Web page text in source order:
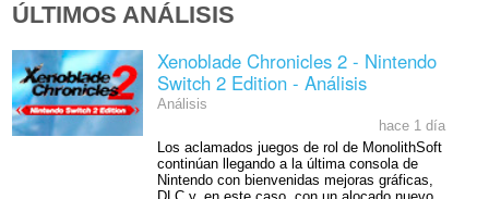
ÚLTIMOS ANÁLISIS
Xenoblade Chronicles 2 - Nintendo
Switch 2 Edition - Análisis
Análisis
hace 1 día
Los aclamados juegos de rol de MonolithSoft
continúan llegando a la última consola de
Nintendo con bienvenidas mejoras gráficas,